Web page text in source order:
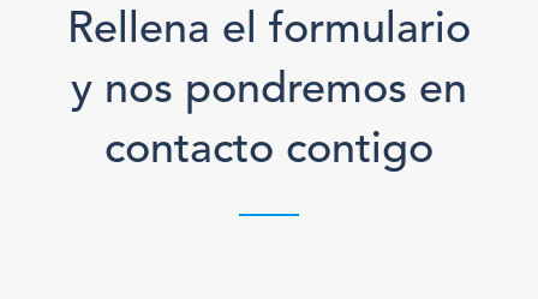
Rellena el formulario
y nos pondremos en
contacto contigo